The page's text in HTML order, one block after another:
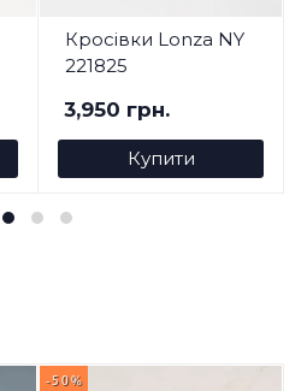
Кросівки Lonza NY
221825
3,950 грн.
Купити
-50%